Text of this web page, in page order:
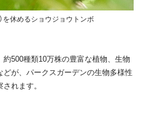
を休めるショウジョウトンボ
500種類10万株の豊富な植物、生物
が、パークスガーデンの生物多様性
れます。